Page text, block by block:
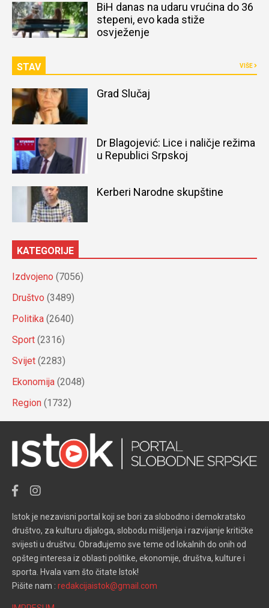
BiH danas na udaru vrućina do 36
stepeni, evo kada stiže
osvježenje
STAV VIŠE
Grad Slučaj
Dr Blagojević: Lice i naličje režima
u Republici Srpskoj
Kerberi Narodne skupštine
KATEGORIJE
Izdvojeno (7056)
Društvo (3489)
Politika (2640)
Sport (2316)
Svijet (2283)
Ekonomija (2048)
Region (1732)
Istok je nezavisni portal koji se bori za slobodno i demokratsko
društvo, za kulturu dijaloga, slobodu mišljenja i razvijanje kritičke
svijesti u društvu. Obrađujemo sve teme od lokalnih do onih od
opšteg interesa iz oblasti politike, ekonomije, društva, kulture i
sporta. Hvala vam što čitate Istok!
Pišite nam : redakcijaistok@gmail.com